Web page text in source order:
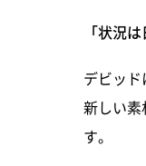
「状況
デビッド
新しい素
す。